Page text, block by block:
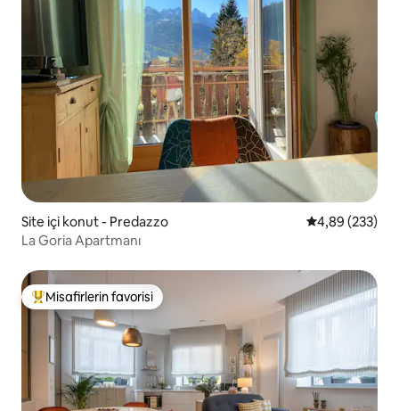
Site içi konut - Predazzo 5 üzerinden
4,89 (233)
La Goria Apartmanı
Misafirlerin favorilerinden en beğenilenler arasında
Misafirlerin favorisi